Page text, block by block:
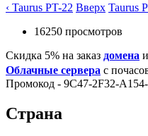
‹ Taurus PT-22 Вверх Taurus
16250 просмотров
Скидка 5% на заказ домена
Облачные сервера с
Промокод - 9C47-2F32-
Страна